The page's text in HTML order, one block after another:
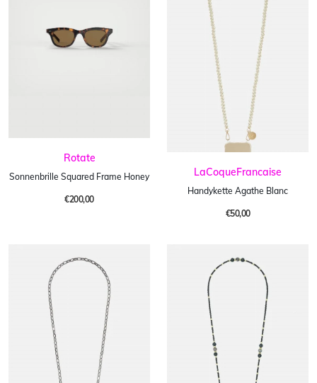
Rotate
Sonnenbrille Squared Frame Honey
€200,00
LaCoqueFrancaise
Handykette Agathe Blanc
€50,00